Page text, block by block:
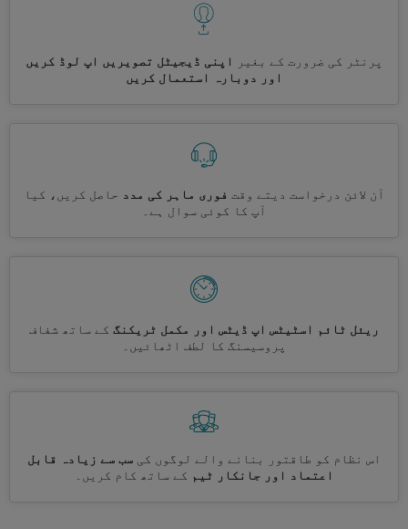
پرنٹر کی ضرورت کے بغیر
اپنی ڈیجیٹل تصویریں اپ لوڈ کریں
اور دوبارہ استعمال کریں
آن لائن درخواست دیتے وقت فوری ماہر کی مدد حاصل کریں، کیا
آپ کا کوئی سوال ہے۔
ریئل ٹائم اسٹیٹس اپ ڈیٹس اور مکمل ٹریکنگ کے ساتھ شفاف
پروسیسنگ کا لطف اٹھائیں۔
اس نظام کو طاقتور بنانے والے لوگوں کی سب سے زیادہ قابل
اعتماد اور جانکار ٹیم کے ساتھ کام کریں۔